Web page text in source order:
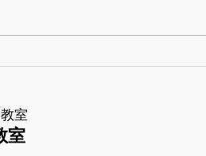
生徒さんのギター紹
室
室